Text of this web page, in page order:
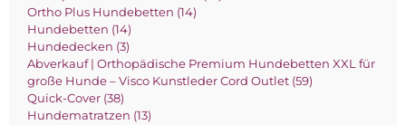
Ortho Plus Hundebetten (14)
Hundebetten (14)
Hundedecken (3)
Abverkauf | Orthopädische Premium Hundebetten XXL für
große Hunde – Visco Kunstleder Cord Outlet (59)
Quick-Cover (38)
Hundematratzen (13)